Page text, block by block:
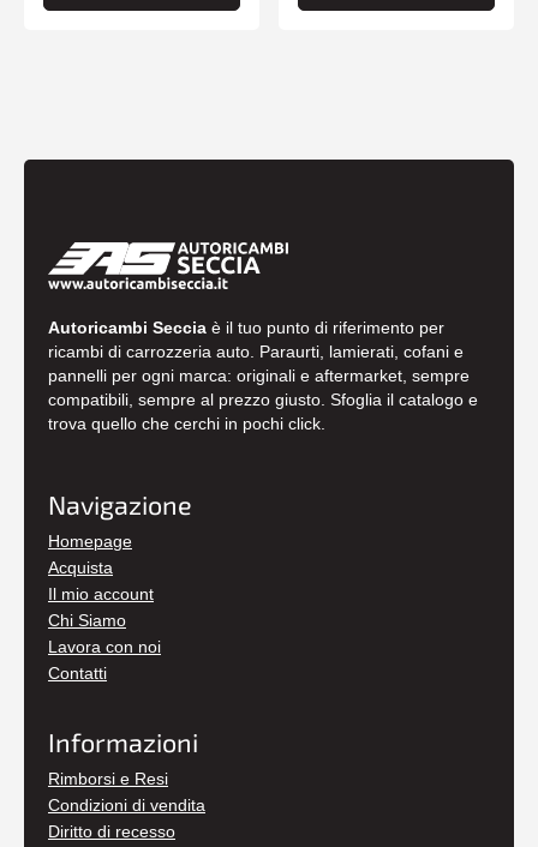
Autoricambi Seccia è il tuo punto di riferimento per
ricambi di carrozzeria auto. Paraurti, lamierati, cofani e
pannelli per ogni marca: originali e aftermarket, sempre
compatibili, sempre al prezzo giusto. Sfoglia il catalogo e
trova quello che cerchi in pochi click.
Navigazione
Homepage
Acquista
Il mio account
Chi Siamo
Lavora con noi
Contatti
Informazioni
Rimborsi e Resi
Condizioni di vendita
Diritto di recesso